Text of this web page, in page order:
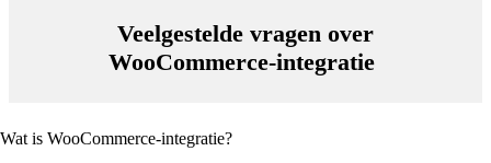
Veelgestelde vragen over
WooCommerce-integratie
Wat is WooCommerce-integratie?